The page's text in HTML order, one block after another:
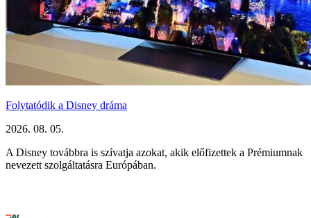
Folytatódik a Disney dráma
2026. 08. 05.
A Disney továbbra is szívatja azokat, akik előfizettek a Prémiumnak
nevezett szolgáltatásra Európában.